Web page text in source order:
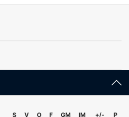
S V O F GM IM +/- P